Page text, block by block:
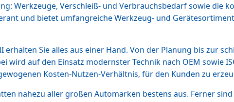
Werkzeuge, Verschleiß- und Verbrauchsbedarf sowie die
und bietet umfangreiche Werkzeug- und
Sie alles aus einer Hand. Von der Planung bis zur
auf den Einsatz modernster Technik nach OEM sowie
Kosten-Nutzen-Verhältnis, für den Kunden zu
nahezu aller großen Automarken bestens aus. Ferner